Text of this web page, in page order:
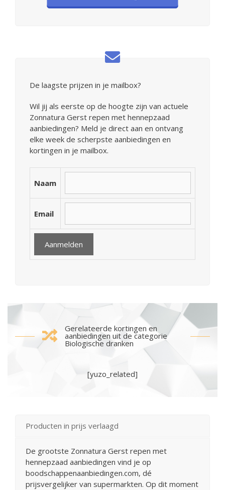
De laagste prijzen in je mailbox?
Wil jij als eerste op de hoogte zijn van actuele
Zonnatura Gerst repen met hennepzaad
aanbiedingen? Meld je direct aan en ontvang
elke week de scherpste aanbiedingen en
kortingen in je mailbox.
Naam
Email
Gerelateerde kortingen en
aanbiedingen uit de categorie
Biologische dranken
[yuzo_related]
Producten in prijs verlaagd
De grootste Zonnatura Gerst repen met
hennepzaad aanbiedingen vind je op
boodschappenaanbiedingen.com, dé
prijsvergelijker van supermarkten. Op dit moment